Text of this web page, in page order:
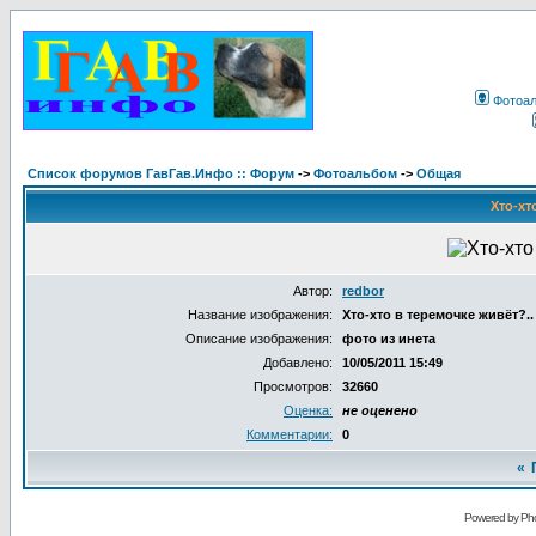
Список форумов ГавГав.Инфо :: Форум -> Фотоальбом -> Общая
Хто-
Автор:
redbor
Название изображения:
Хто-хто в теремочке живёт?..
Описание изображения:
фото из инета
Добавлено:
10/05/2011 15:49
Просмотров:
32660
Оценка:
не оценено
Комментарии:
0
«
Powered by